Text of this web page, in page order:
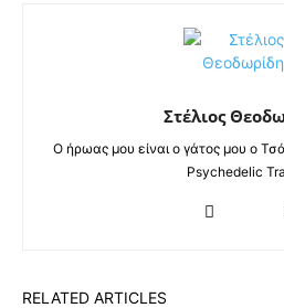
Στέλιος
Ο ήρωας μου είναι ο γάτος μου ο
Psychedelic
RELATED ARTICLES